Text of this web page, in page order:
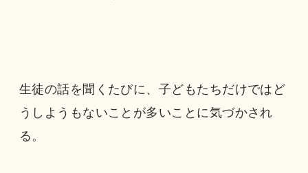
生徒の話を聞くたびに、子どもたちだけではど
うしようもないことが多いことに気づかされ
る。